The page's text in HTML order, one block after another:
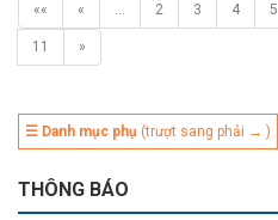
«« « … 2 3 4 5
11 »
☰ Danh mục phụ (trượt sang phải → )
THÔNG BÁO